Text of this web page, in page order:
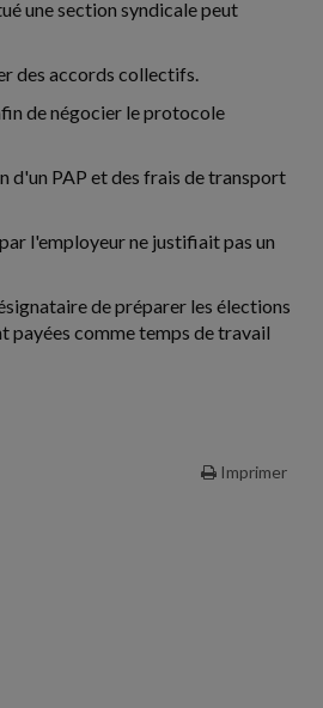
une section syndicale peut
des accords collectifs.
de négocier le protocole
d'un PAP et des frais de transport
l'employeur ne justifiait pas un
de préparer les élections
payées comme temps de travail
Imprimer